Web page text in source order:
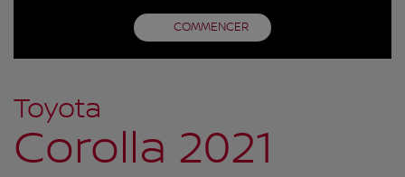
COMMENCER
Toyota
Corolla 2021